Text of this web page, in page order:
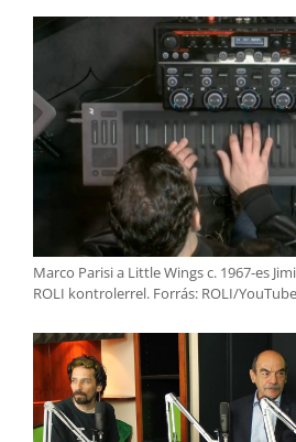
Marco Parisi a Little Wings c. 1967-es
ROLI kontrolerrel. Forrás: ROLI/YouTube